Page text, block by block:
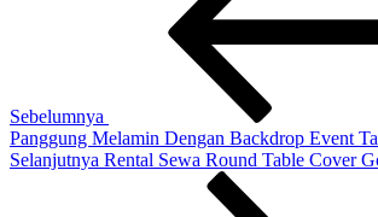
Sebelumnya
Panggung Melamin Dengan Backdrop Event
Pos
Selanjutnya Rental Sewa Round Table Cover